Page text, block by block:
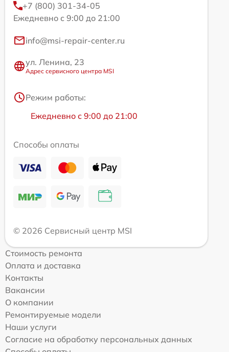
+7 (800) 301-34-05
Ежедневно с 9:00 до 21:00
info@msi-repair-center.ru
ул. Ленина, 23
Адрес сервисного центра MSI
Режим работы:
Ежедневно с 9:00 до 21:00
Способы оплаты
© 2026 Сервисный центр MSI
Стоимость ремонта
Оплата и доставка
Контакты
Вакансии
О компании
Ремонтируемые модели
Наши услуги
Согласие на обработку персональных данных